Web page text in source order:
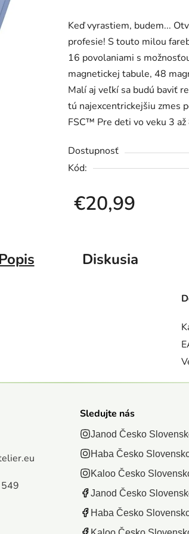
je
0,0
z
5
hviezdičiek.
Keď vyrastiem, budem...
profesie! S touto milou
16 povolaniami s
magnetickej tabule, 48
Malí aj veľkí sa budú baviť
tú najexcentrickejšiu zmes
FSC™ Pre deti vo veku 3
Dostupnosť
Kód:
€20,99
Diskusia
Sledujte nás
Janod Česko
Haba Česko
Kaloo Česko
Janod Česko
Haba Česko